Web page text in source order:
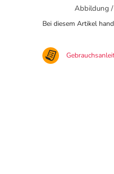
Abbildung
Bei diesem Artikel